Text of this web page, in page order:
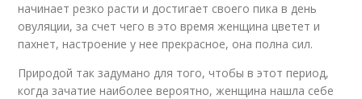
начинает резко расти и достигает своего пика в день
овуляции, за счет чего в это время женщина цветет и
пахнет, настроение у нее прекрасное, она полна сил.
Природой так задумано для того, чтобы в этот период,
когда зачатие наиболее вероятно, женщина нашла себе